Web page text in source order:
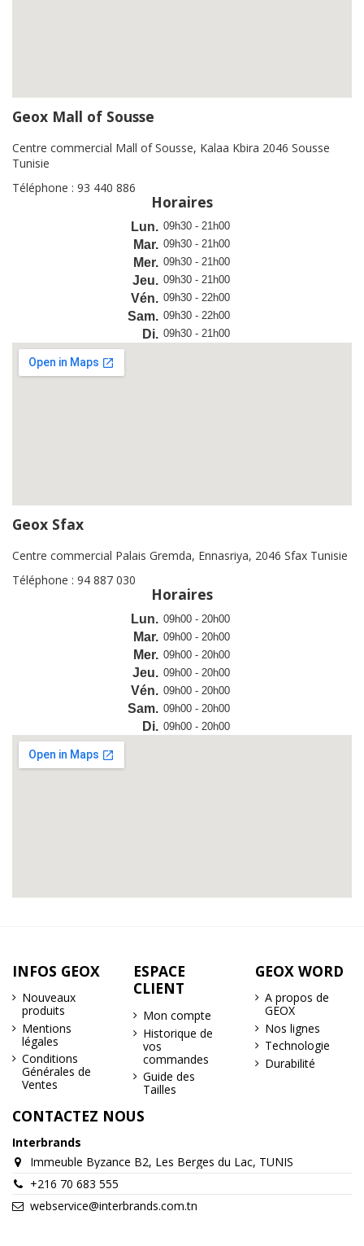
Geox Mall of Sousse
Centre commercial Mall of Sousse, Kalaa Kbira 2046 Sousse
Tunisie
Téléphone : 93 440 886
Horaires
Lun. 09h30 - 21h00
Mar. 09h30 - 21h00
Mer. 09h30 - 21h00
Jeu. 09h30 - 21h00
Vén. 09h30 - 22h00
Sam. 09h30 - 22h00
Di. 09h30 - 21h00
Geox Sfax
Centre commercial Palais Gremda, Ennasriya, 2046 Sfax Tunisie
Téléphone : 94 887 030
Horaires
Lun. 09h00 - 20h00
Mar. 09h00 - 20h00
Mer. 09h00 - 20h00
Jeu. 09h00 - 20h00
Vén. 09h00 - 20h00
Sam. 09h00 - 20h00
Di. 09h00 - 20h00
INFOS GEOX
Nouveaux
produits
Mentions
légales
Conditions
Générales de
Ventes
ESPACE
CLIENT
Mon compte
Historique de
vos
commandes
Guide des
Tailles
GEOX WORD
A propos de
GEOX
Nos lignes
Technologie
Durabilité
CONTACTEZ NOUS
Interbrands
Immeuble Byzance B2, Les Berges du Lac, TUNIS
+216 70 683 555
webservice@interbrands.com.tn